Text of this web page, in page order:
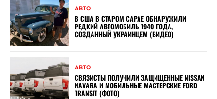
АВТО
В США В СТАРОМ САРАЕ ОБНАРУЖИЛИ
РЕДКИЙ АВТОМОБИЛЬ 1940 ГОДА,
СОЗДАННЫЙ УКРАИНЦЕМ (ВИДЕО)
АВТО
СВЯЗИСТЫ ПОЛУЧИЛИ ЗАЩИЩЕННЫЕ NISSAN
NAVARA И МОБИЛЬНЫЕ МАСТЕРСКИЕ FORD
TRANSIT (ФОТО)